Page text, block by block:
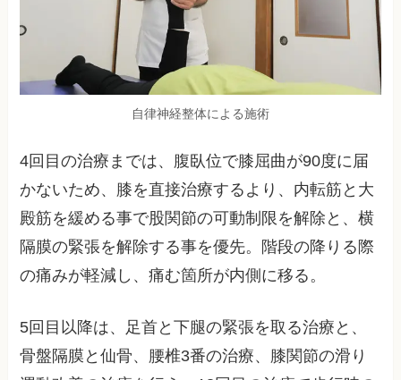
自律神経整体による施術
4回目の治療までは、腹臥位で膝屈曲が90度に届
かないため、膝を直接治療するより、内転筋と大
殿筋を緩める事で股関節の可動制限を解除と、横
隔膜の緊張を解除する事を優先。階段の降りる際
の痛みが軽減し、痛む箇所が内側に移る。
5回目以降は、足首と下腿の緊張を取る治療と、
骨盤隔膜と仙骨、腰椎3番の治療、膝関節の滑り